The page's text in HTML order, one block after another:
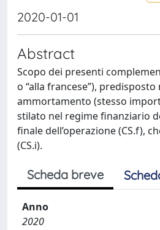
2020-01-01
Abstract
Scopo dei presenti
o “alla francese”),
ammortamento (stesso
stilato nel regime finanziario
finale dell’operazione (CS.f),
(CS.i).
Scheda breve
Anno
2020